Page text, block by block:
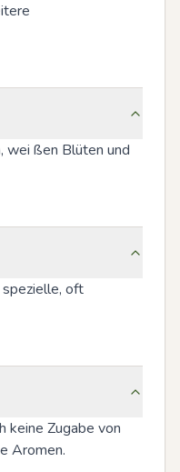
wei ßen Blüten und
spezielle, oft
keine Zugabe von
Aromen.